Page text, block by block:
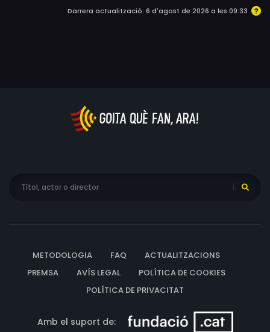
sobreposar-se a les seves pors i batalles perdudes,
Darrera actualització: 6 d'agost de 2026 a les 09:33
METODOLOGIA FAQ
ACTUALITZACIONS
PREMSA
AVÍS LEGAL
POLÍTICA DE COOKIES
POLÍTICA DE PRIVACITAT
Amb el suport de: